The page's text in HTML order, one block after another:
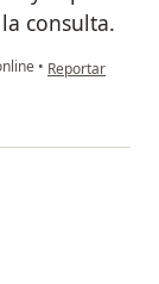
consulta.
• en opinión del
Reportar